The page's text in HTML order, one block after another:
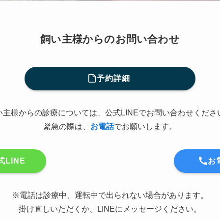
飼い主様からのお問い合わせ
予約詳細
主様からの診療については、公式LINEでお問い合わせくださ
緊急の際は、 お電話でお願いします。
LINE お
※電話は診療中、運転中で出られない場合があります。
掛け直しいただくか、LINEにメッセージください。